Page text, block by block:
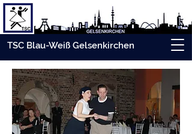
TSC Blau-Weiß Gelsenkirchen